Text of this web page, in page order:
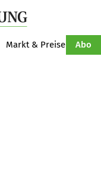
Markt & Preise Abo